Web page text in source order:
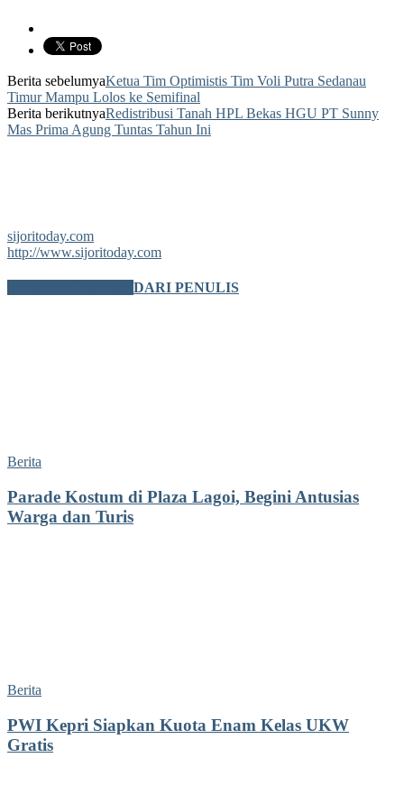
Berita sebelumyaKetua Tim Optimistis Tim Voli Putra Sedanau
Timur Mampu Lolos ke Semifinal
Berita berikutnyaRedistribusi Tanah HPL Bekas HGU PT Sunny
Mas Prima Agung Tuntas Tahun Ini
sijoritoday.com
http://www.sijoritoday.com
DARI PENULIS
Berita
Parade Kostum di Plaza Lagoi, Begini Antusias
Warga dan Turis
Berita
PWI Kepri Siapkan Kuota Enam Kelas UKW
Gratis